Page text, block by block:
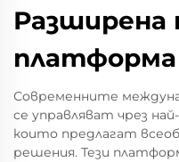
Разширена
платформа
Современните
се управляват чрез
които предлагат
решения. Тези